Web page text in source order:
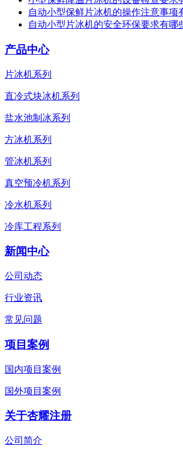
自动小型保鲜片冰机的操作注意事项
自动小型片冰机的安全环保要求有哪
产品中心
片冰机系列
直冷式块冰机系列
盐水池制冰系列
方冰机系列
管冰机系列
真空预冷机系列
冷水机系列
冷库工程系列
新闻中心
公司动态
行业资讯
常见问题
项目案例
国内项目案例
国外项目案例
关于杏耀注册
公司简介